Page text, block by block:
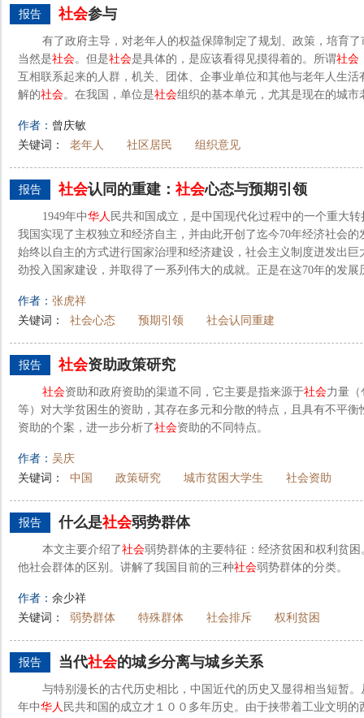
报告 社会参与
有了政府主导，对老年人的权益保障制定了规划、政策，培育
当然是社会。但是社会是具体的，是应该看得见摸得着的。所谓社会
互相联系起来的人群，机关、团体、企事业单位和其他与老年人生
解的社会。在我国，单位是社会组织的基本单元，尤其是现在的城
作者： 曾庆敏
关键词：
老年人 社区居民 组织意见
报告 社会认同的重建： 社会心态与预期引领
1949年中华人 民共和国成立，是中国现代化过程中的一个重大
我国实现了主权独立和经济自主，并由此开创了迄今70年经济社会
始终以自主的方式进行国家治理和经济建设，社会主义制度迸发出
劲投入国家建设，并取得了一系列伟大的成就。正是在这70年的发展
作者： 张虎祥
关键词：
社会心态 预期引领 社会认同重建
报告 社会资助政策研究
社会资助和政府资助的渠道不同，它主要是指来源于社会力量（
等）对大学贫困生的资助，其存在多元和分散的特点，且具有不平
资助的个案，进一步分析了社会资助的不同特点。
作者： 吴庆
关键词：
中国 政策研究 城市贫困大学生 社会资助
报告 什么是社会弱势群体
本文主要介绍了社会弱势群体的主要特征：经济贫困和权利贫
他社会群体的区别。讲解了我国目前的三种社会弱势群体的分类。
作者： 余少祥
关键词：
弱势群体 特殊群体 社会排斥 权利贫困
报告 当代社会的城乡分离与城乡关系
与特别漫长的古代历史相比，中国近代的历史又显得相当短暂
年中华人 民共和国的成立才１００多年历史。由于挟带着工业文明